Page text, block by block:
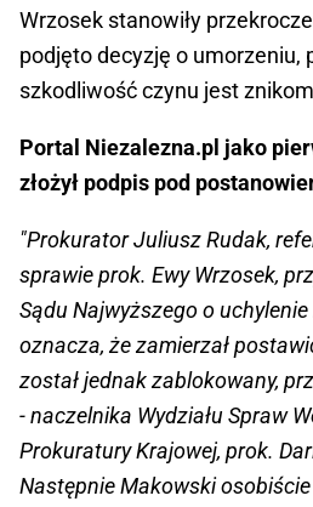
Wrzosek stanowiły
podjęto decyzję o umorzeniu,
szkodliwość czynu jest
Portal Niezalezna.pl jako
złożył podpis pod
"Prokurator Juliusz Rudak,
sprawie prok. Ewy Wrzosek,
Sądu Najwyższego o
oznacza, że zamierzał
został jednak zablokowany,
- naczelnika Wydziału Spraw
Prokuratury Krajowej, prok.
Następnie Makowski osobiście